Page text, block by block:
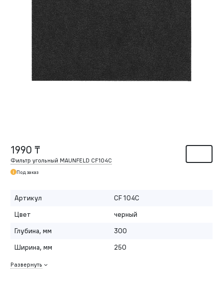
1990 ₸
Фильтр угольный MAUNFELD CF104С
Под заказ
Артикул
CF 104С
Цвет
черный
Глубина, мм
300
Ширина, мм
250
Развернуть